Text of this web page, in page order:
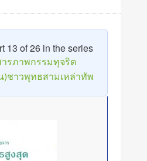
13 of 26 in the series
รภาพกรรมทุจริต
)ชาวพุทธสามเหล่าทัพ